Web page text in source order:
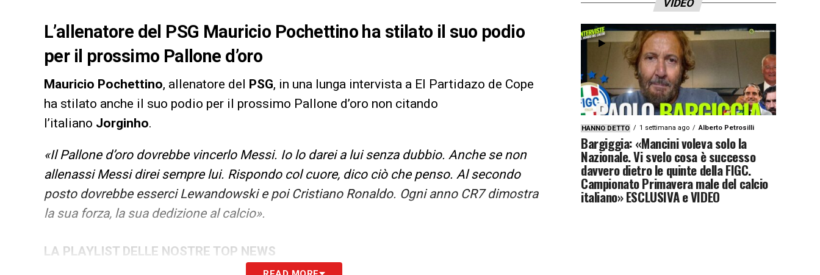
L’allenatore del PSG Mauricio Pochettino ha stilato il suo podio
per il prossimo Pallone d’oro
Mauricio Pochettino, allenatore del PSG, in una lunga intervista a El Partidazo de Cope
ha stilato anche il suo podio per il prossimo Pallone d’oro non citando
l’italiano Jorginho.
«Il Pallone d’oro dovrebbe vincerlo Messi. Io lo darei a lui senza dubbio. Anche se non
allenassi Messi direi sempre lui. Rispondo col cuore, dico ciò che penso. Al secondo
posto dovrebbe esserci Lewandowski e poi Cristiano Ronaldo. Ogni anno CR7 dimostra
la sua forza, la sua dedizione al calcio».
LA PLAYLIST DELLE NOSTRE TOP NEWS
VIDEO
HANNO DETTO 1 settimana ago Alberto Petrosilli
Bargiggia: «Mancini voleva solo la
Nazionale. Vi svelo cosa è successo
davvero dietro le quinte della FIGC.
Campionato Primavera male del calcio
italiano» ESCLUSIVA e VIDEO